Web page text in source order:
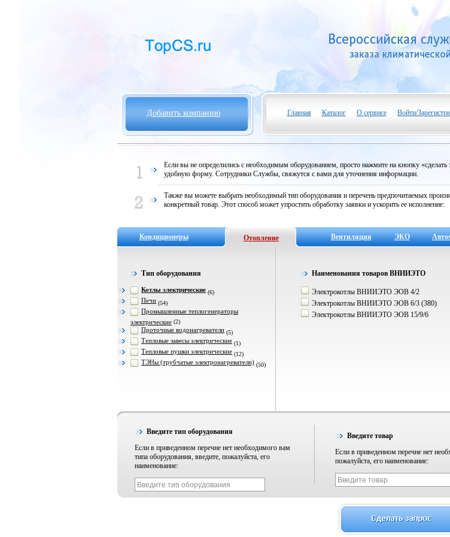
Добавить компанию Главная Каталог О сервисе Войти/
Если вы не определились с необходимым оборудованием, просто нажмите на кнопку «сделать
удобную форму. Сотрудники Службы, свяжутся с вами для уточнения информации.
Также вы можете выбрать необходимый тип оборудования и перечень предпочитаемых
конкретный товар. Этот способ может упростить обработку заявки и ускорить ее исполнение:
Кондиционеры Отопление Вентиляция ЭКО
Тип оборудования
Котлы электрические (6)
Печи (54)
Промышленные теплогенераторы
электрические (2)
Проточные водонагреватели (5)
Тепловые завесы электрические (1)
Тепловые пушки электрические (12)
ТЭНы (трубчатые электронагреватели) (50)
Наименования товаров ВНИИЭТО
Электрокотлы ВНИИЭТО ЭОВ 4/2
Электрокотлы ВНИИЭТО ЭОВ 6/3 (380)
Электрокотлы ВНИИЭТО ЭОВ 15/9/6
Введите тип оборудования
Если в приведенном перечне нет необходимого вам
типа оборудования, введите, пожалуйста, его
наименование:
Введите товар
Если в приведенном перечне нет
пожалуйста, его наименование: